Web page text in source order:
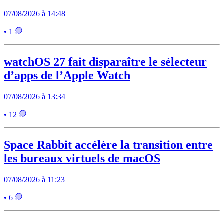
07/08/2026 à 14:48
• 1
watchOS 27 fait disparaître le sélecteur
d’apps de l’Apple Watch
07/08/2026 à 13:34
• 12
Space Rabbit accélère la transition entre
les bureaux virtuels de macOS
07/08/2026 à 11:23
• 6